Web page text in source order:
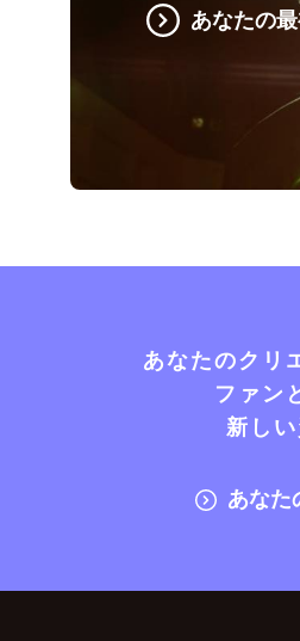
あなたの
あなたのクリ
ファン
新し
あなた